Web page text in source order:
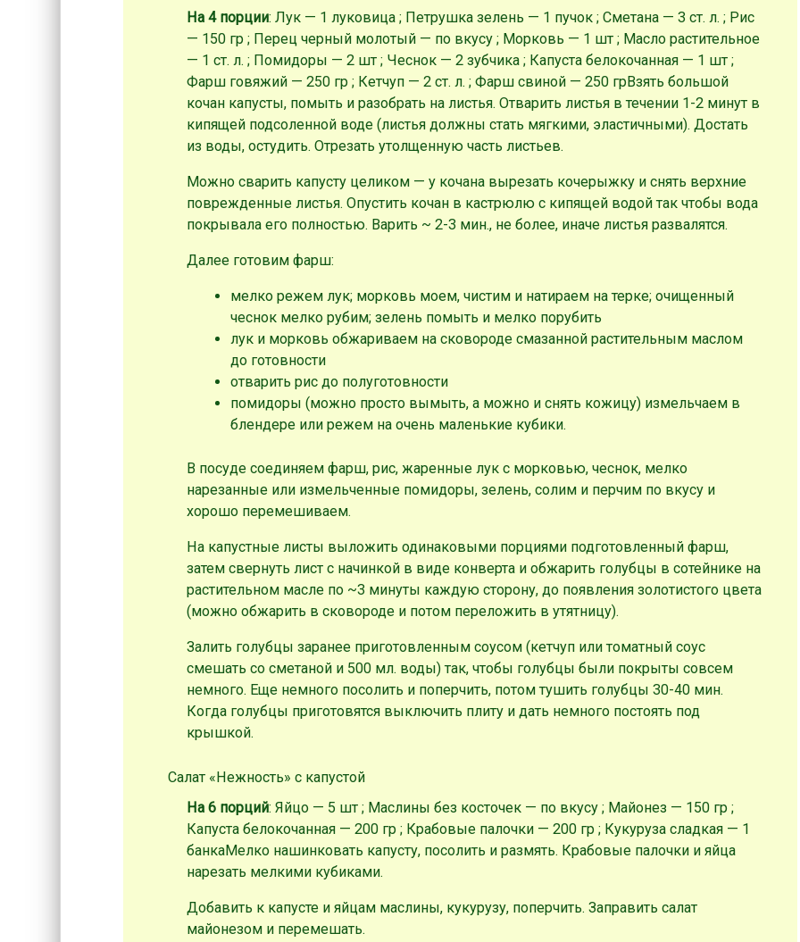
На 4 порции: Лук — 1 луковица ; Петрушка зелень — 1 пучок ; Сметана — 3 ст. л. ; Рис
— 150 гр ; Перец черный молотый — по вкусу ; Морковь — 1 шт ; Масло растительное
— 1 ст. л. ; Помидоры — 2 шт ; Чеснок — 2 зубчика ; Капуста белокочанная — 1 шт ;
Фарш говяжий — 250 гр ; Кетчуп — 2 ст. л. ; Фарш свиной — 250 грВзять большой
кочан капусты, помыть и разобрать на листья. Отварить листья в течении 1-2 минут в
кипящей подсоленной воде (листья должны стать мягкими, эластичными). Достать
из воды, остудить. Отрезать утолщенную часть листьев.
Можно сварить капусту целиком — у кочана вырезать кочерыжку и снять верхние
поврежденные листья. Опустить кочан в кастрюлю с кипящей водой так чтобы вода
покрывала его полностью. Варить ~ 2-3 мин., не более, иначе листья развалятся.
Далее готовим фарш:
мелко режем лук; морковь моем, чистим и натираем на терке; очищенный
чеснок мелко рубим; зелень помыть и мелко порубить
лук и морковь обжариваем на сковороде смазанной растительным маслом
до готовности
отварить рис до полуготовности
помидоры (можно просто вымыть, а можно и снять кожицу) измельчаем в
блендере или режем на очень маленькие кубики.
В посуде соединяем фарш, рис, жаренные лук с морковью, чеснок, мелко
нарезанные или измельченные помидоры, зелень, солим и перчим по вкусу и
хорошо перемешиваем.
На капустные листы выложить одинаковыми порциями подготовленный фарш,
затем свернуть лист с начинкой в виде конверта и обжарить голубцы в сотейнике на
растительном масле по ~3 минуты каждую сторону, до появления золотистого цвета
(можно обжарить в сковороде и потом переложить в утятницу).
Залить голубцы заранее приготовленным соусом (кетчуп или томатный соус
смешать со сметаной и 500 мл. воды) так, чтобы голубцы были покрыты совсем
немного. Еще немного посолить и поперчить, потом тушить голубцы 30-40 мин.
Когда голубцы приготовятся выключить плиту и дать немного постоять под
крышкой.
Салат «Нежность» с капустой
На 6 порций: Яйцо — 5 шт ; Маслины без косточек — по вкусу ; Майонез — 150 гр ;
Капуста белокочанная — 200 гр ; Крабовые палочки — 200 гр ; Кукуруза сладкая — 1
банкаМелко нашинковать капусту, посолить и размять. Крабовые палочки и яйца
нарезать мелкими кубиками.
Добавить к капусте и яйцам маслины, кукурузу, поперчить. Заправить салат
майонезом и перемешать.